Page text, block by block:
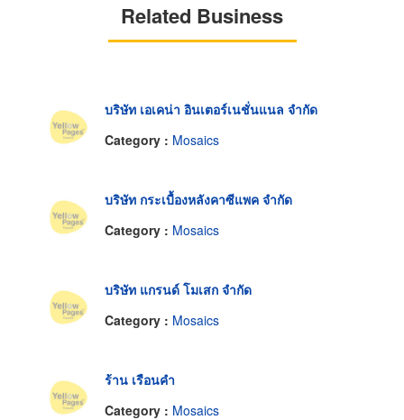
Related Business
บริษัท เอเคน่า อินเตอร์เนชั่นแนล จำกัด
Category : Mosaics
บริษัท กระเบื้องหลังคาซีแพค จำกัด
Category : Mosaics
บริษัท แกรนด์ โมเสก จำกัด
Category : Mosaics
ร้าน เรือนคำ
Category : Mosaics